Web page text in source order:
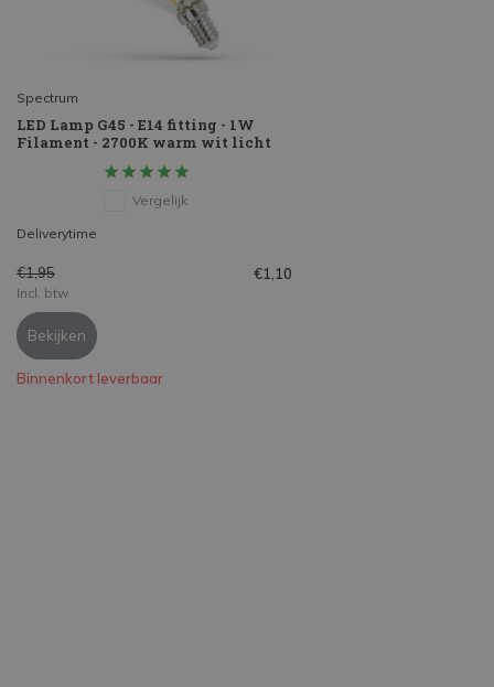
Spectrum
LED Lamp G45 - E14 fitting - 1W
Filament - 2700K warm wit licht
Vergelijk
Deliverytime
€1,95 €1,10
Incl. btw
Bekijken
Binnenkort leverbaar